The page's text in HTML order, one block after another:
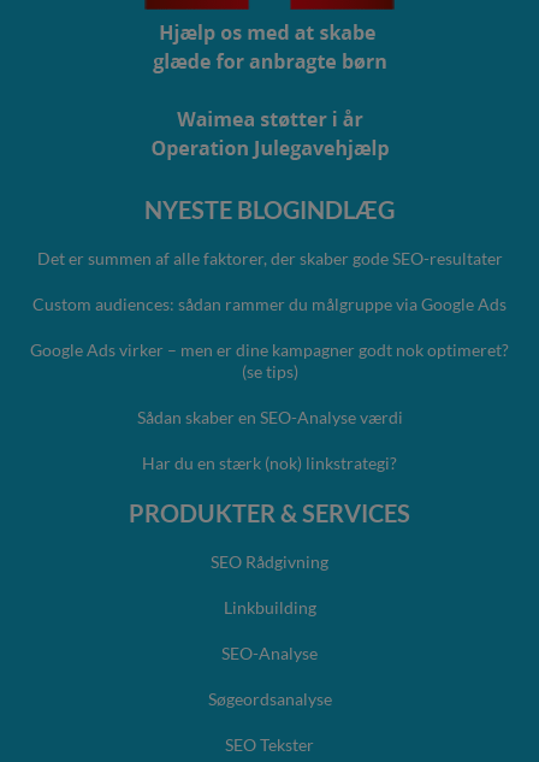
NYESTE BLOGINDLÆG
Det er summen af alle faktorer, der skaber gode SEO-resultater
Custom audiences: sådan rammer du målgruppe via Google Ads
Google Ads virker – men er dine kampagner godt nok optimeret?
(se tips)
Sådan skaber en SEO-Analyse værdi
Har du en stærk (nok) linkstrategi?
PRODUKTER & SERVICES
SEO Rådgivning
Linkbuilding
SEO-Analyse
Søgeordsanalyse
SEO Tekster